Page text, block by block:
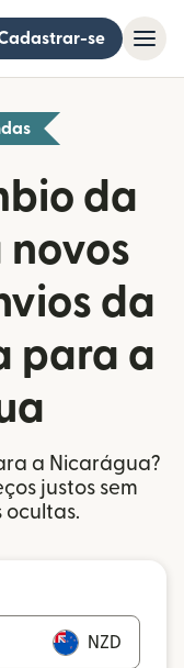
se
da
novos
da
para a
a Nicarágua?
justos sem
ocultas.
NZD